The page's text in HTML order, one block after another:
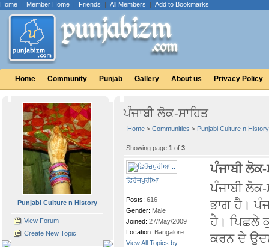
Home | Member Home | Friends | All Members | Add to Bookmarks
Home Community Punjab Gallery About us Privacy Policy
Punjabi Culture n History
View Forum
Create New Topic
ਪੰਜਾਬੀ ਲੋਕ-ਸਾਹਿਤ
Home > Communities > Punjabi Culture n History
Showing page 1 of 3
ਫ਼ਿਰੋਜ਼ਪੁਰੀਆ
Posts: 616
Gender: Male
Joined: 27/May/2009
Location: Bangalore
View All Topics by
ਪੰਜਾਬੀ ਲੋਕ-
ਪੰਜਾਬੀ
ਭਾਗ ਹੈ।
ਹੈ। ਪਿਛਲੇ
ਕਰਨ ਦੇ